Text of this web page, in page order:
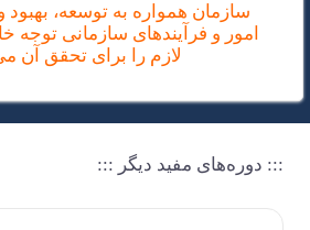
سازمان همواره به توسعه،
امور و فرآیندهای سازمانی
لازم را برای تحقق آن
::: دوره‌های مفید دیگر :::